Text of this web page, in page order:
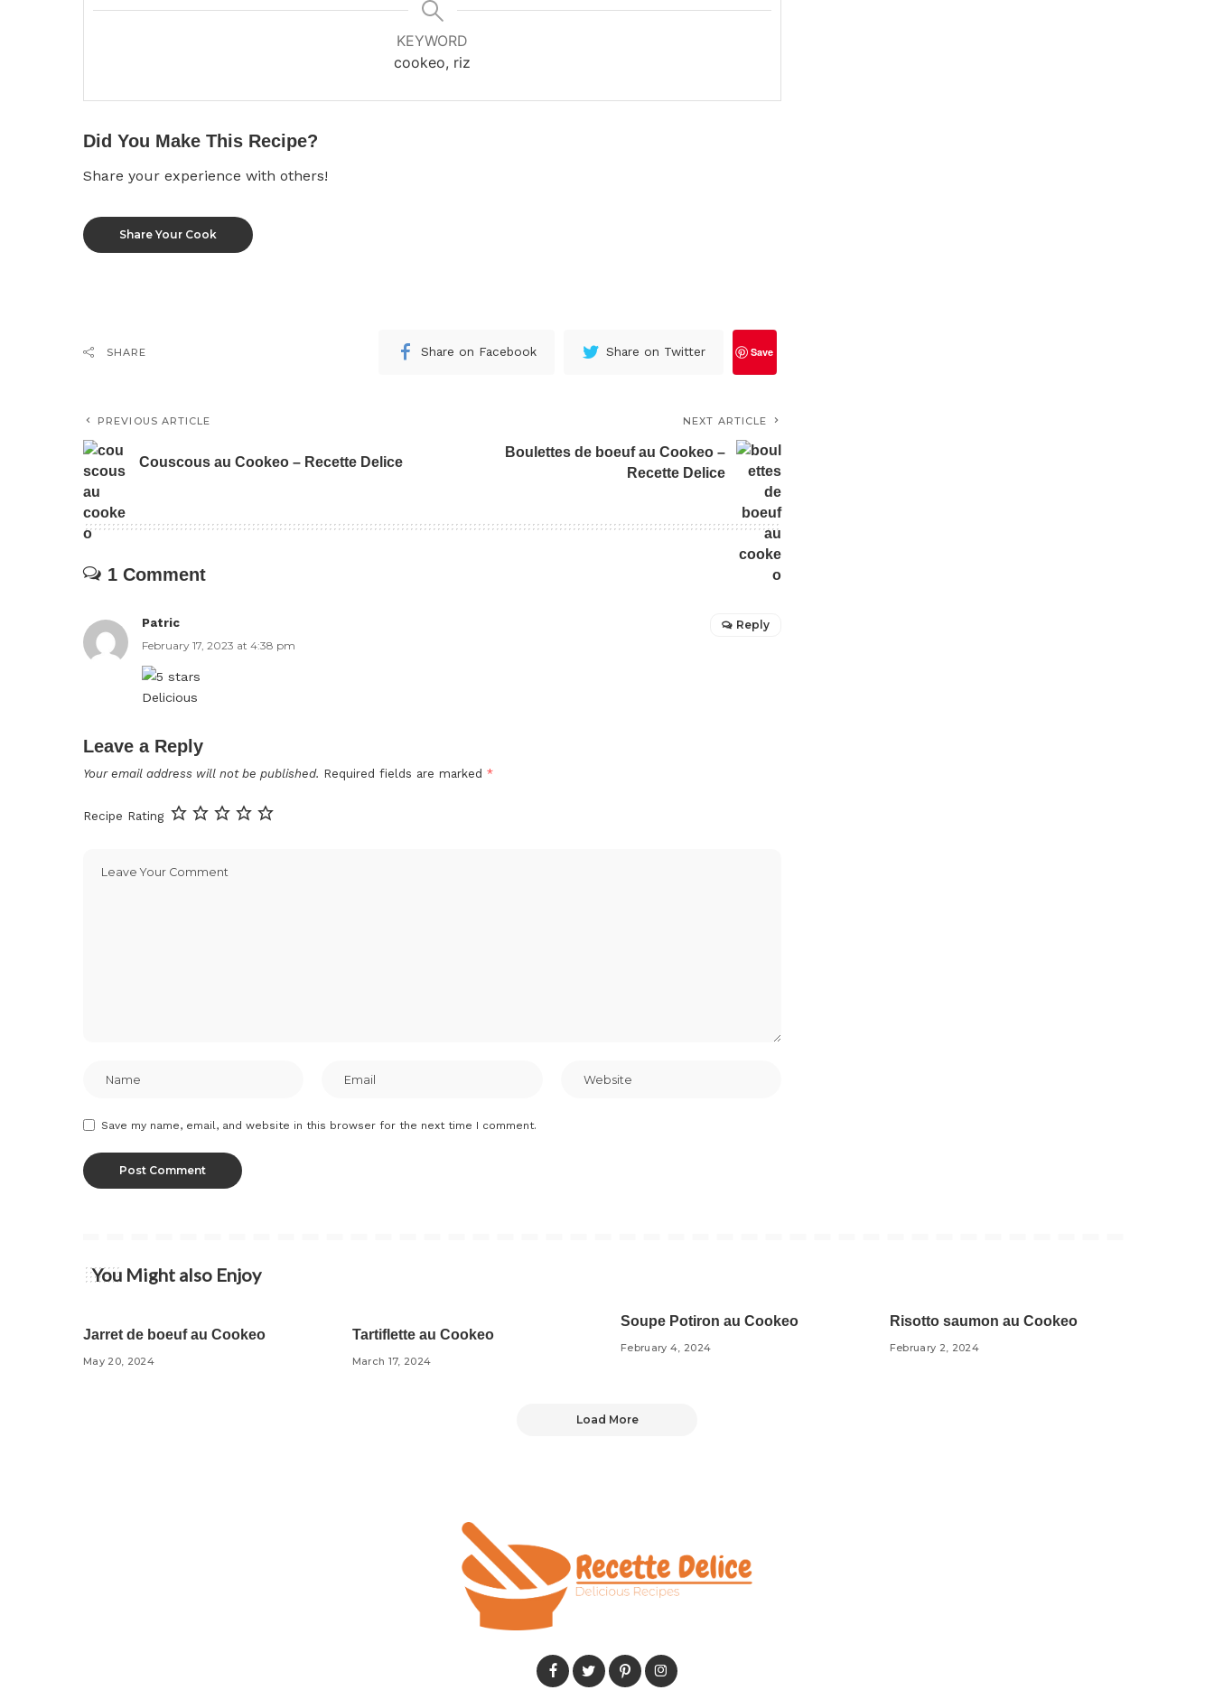
KEYWORD
cookeo, riz
Did You Make This Recipe?
Share your experience with others!
Share Your Cook
SHARE Share on Facebook Share on Twitter Save
PREVIOUS ARTICLE
Couscous au Cookeo – Recette Delice
NEXT ARTICLE
Boulettes de boeuf au Cookeo –
Recette Delice
1 Comment
Patric
February 17, 2023 at 4:38 pm
Delicious
Reply
Leave a Reply
Your email address will not be published. Required fields are marked *
Recipe Rating
Save my name, email, and website in this browser for the next time I comment.
You Might also Enjoy
Cookeo Recettes
Jarret de boeuf au Cookeo
May 20, 2024
Tartiflette au Cookeo
March 17, 2024
Soupe Potiron au Cookeo
February 4, 2024
Risotto saumon au Cookeo
February 2, 2024
Load More